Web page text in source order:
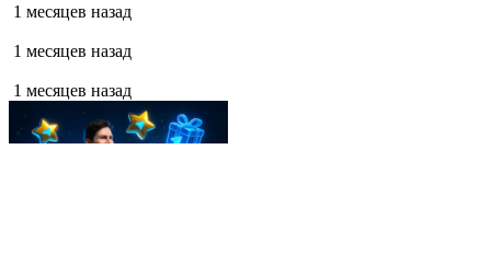
1 месяцев назад
1 месяцев назад
1 месяцев назад